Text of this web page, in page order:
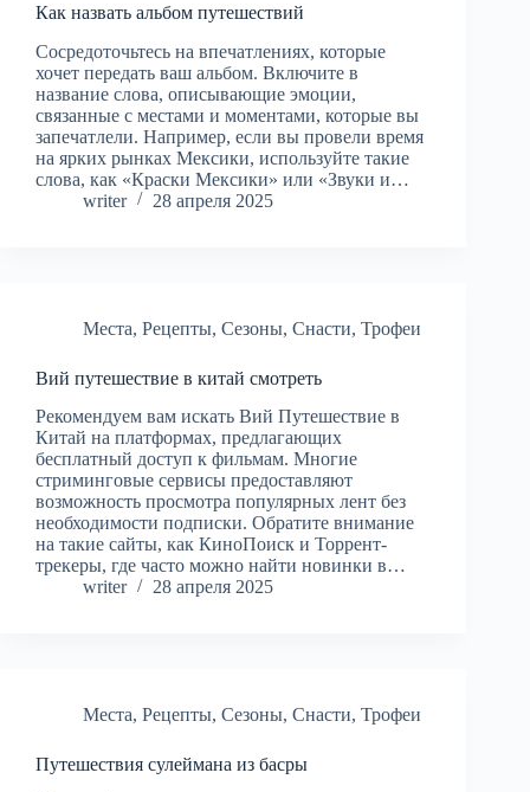
Как назвать альбом путешествий
Сосредоточьтесь на впечатлениях, которые
хочет передать ваш альбом. Включите в
название слова, описывающие эмоции,
связанные с местами и моментами, которые вы
запечатлели. Например, если вы провели время
на ярких рынках Мексики, используйте такие
слова, как «Краски Мексики» или «Звуки и…
writer
28 апреля 2025
Места, Рецепты, Сезоны, Снасти, Трофеи
Вий путешествие в китай смотреть
Рекомендуем вам искать Вий Путешествие в
Китай на платформах, предлагающих
бесплатный доступ к фильмам. Многие
стриминговые сервисы предоставляют
возможность просмотра популярных лент без
необходимости подписки. Обратите внимание
на такие сайты, как КиноПоиск и Торрент-
трекеры, где часто можно найти новинки в…
writer
28 апреля 2025
Места, Рецепты, Сезоны, Снасти, Трофеи
Путешествия сулеймана из басры